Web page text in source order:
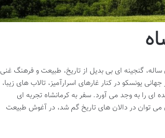
گنجینه ای بی بدیل از تاریخ، طبیعت و فرهنگ غنی
یونسکو در کنار غارهای اسرارآمیز، تالاب های زیبا،
ای را به وجد می آورد. سفر به کرمانشاه تجربه ای
می توان در دالان های تاریخ گم شد، در آغوش طبیعت